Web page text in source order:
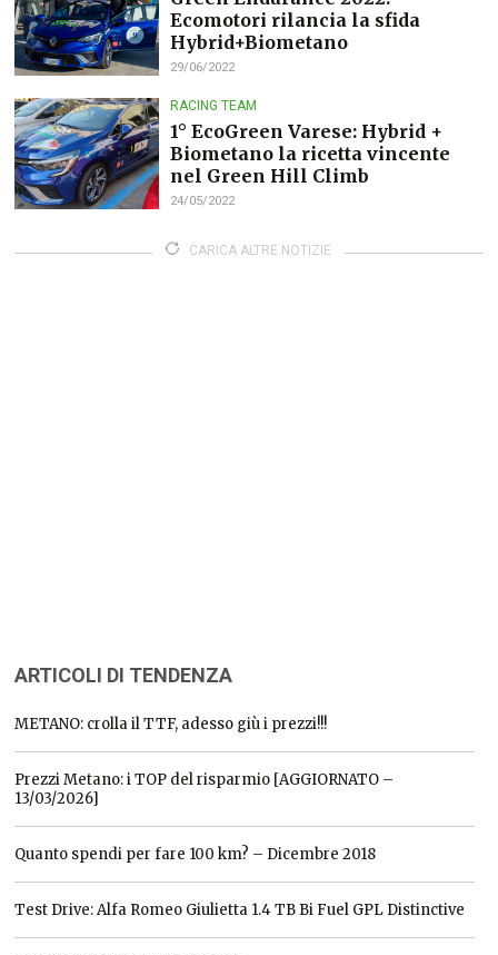
Ecomotori rilancia la sfida
Hybrid+Biometano
29/06/2022
RACING TEAM
1° EcoGreen Varese: Hybrid +
Biometano la ricetta vincente
nel Green Hill Climb
24/05/2022
CARICA ALTRE NOTIZIE
ARTICOLI DI TENDENZA
METANO: crolla il TTF, adesso giù i prezzi!!!
Prezzi Metano: i TOP del risparmio [AGGIORNATO –
13/03/2026]
Quanto spendi per fare 100 km? – Dicembre 2018
Test Drive: Alfa Romeo Giulietta 1.4 TB Bi Fuel GPL Distinctive